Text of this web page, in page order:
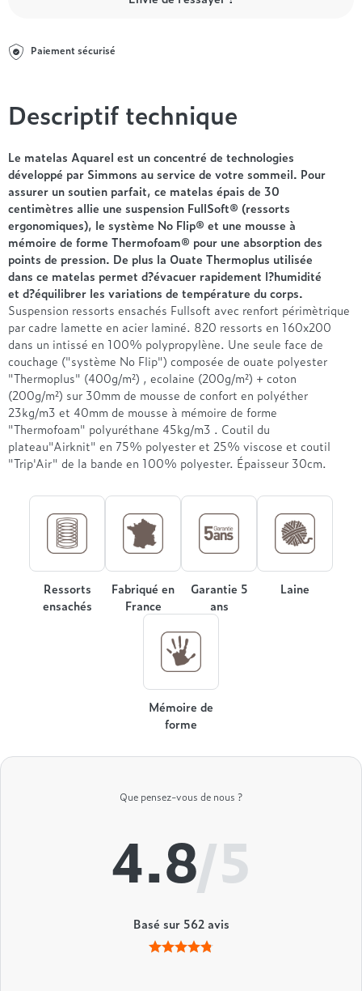
Entre 1000 et 1500€
Nos matelas par marque
André Renault
Beautyrest Luxury
Epeda
Ergotherm
Grand Litier
Hotel & Lodge
Simmons
Styldecor
Technilat
Tempur
Treca
Nos sommiers par prix
+ de 1000€
Paiement sécurisé
Descriptif technique
Le matelas Aquarel est un concentré de technologies
développé par Simmons au service de votre sommeil. Pour
assurer un soutien parfait, ce matelas épais de 30
centimètres allie une suspension FullSoft® (ressorts
ergonomiques), le système No Flip® et une mousse à
mémoire de forme Thermofoam® pour une absorption des
points de pression. De plus la Ouate Thermoplus utilisée
dans ce matelas permet d?évacuer rapidement l?humidité
et d?équilibrer les variations de température du corps.
Suspension ressorts ensachés Fullsoft avec renfort périmètrique
par cadre lamette en acier laminé. 820 ressorts en 160x200
dans un intissé en 100% polypropylène. Une seule face de
couchage ("système No Flip") composée de ouate polyester
"Thermoplus" (400g/m²) , ecolaine (200g/m²) + coton
(200g/m²) sur 30mm de mousse de confort en polyéther
23kg/m3 et 40mm de mousse à mémoire de forme
"Thermofoam" polyuréthane 45kg/m3 . Coutil du
plateau"Airknit" en 75% polyester et 25% viscose et coutil
"Trip'Air" de la bande en 100% polyester. Épaisseur 30cm.
Ressorts
ensachés
Fabriqué en
France
Garantie 5
ans
Laine
Mémoire de
forme
Que pensez-vous de nous ?
4.8/5
Basé sur 562avis